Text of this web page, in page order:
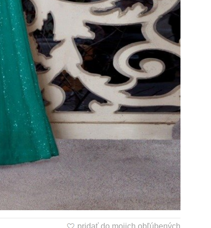
pridať do mojich obľúbených